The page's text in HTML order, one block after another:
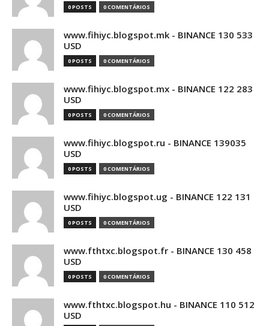
0 POSTS 0 COMENTÁRIOS
www.fihiyc.blogspot.mk - BINANCE 130 533
USD
0 POSTS 0 COMENTÁRIOS
www.fihiyc.blogspot.mx - BINANCE 122 283
USD
0 POSTS 0 COMENTÁRIOS
www.fihiyc.blogspot.ru - BINANCE 139035
USD
0 POSTS 0 COMENTÁRIOS
www.fihiyc.blogspot.ug - BINANCE 122 131
USD
0 POSTS 0 COMENTÁRIOS
www.fthtxc.blogspot.fr - BINANCE 130 458
USD
0 POSTS 0 COMENTÁRIOS
www.fthtxc.blogspot.hu - BINANCE 110 512
USD